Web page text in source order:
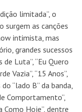
limitada”, o
surgem as canções
intimista, mas
grandes sucessos
de Luta”, “Eu Quero
Vazia”, “15 Anos”,
“lado B” da banda,
Comportamento”,
Como Hoje”, dentre